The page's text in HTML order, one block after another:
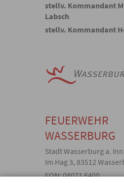
stellv. Kommandant
Labsch
stellv. Kommandant
FEUERWEHR
WASSERBURG
Stadt Wasserburg a. Inn
Im Hag 3, 83512
FON: 08071 6400